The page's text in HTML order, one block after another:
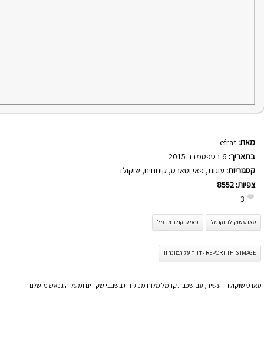
מאת: efrat
בתאריך:
קטגוריות: עוגות, פאי וטארט, קינוחים, שוקולד
צפיות: 8552
3
טארט שוקולד וקרמל פאי שוקולד וקרמל
REPORT THIS IMAGE - דווח על תמונה זו
טארט שוקולדי ועשיר, עם שכבת קרמל מלוח מנוקדת בשבבי שקדים ומעליה גנאש מושלם